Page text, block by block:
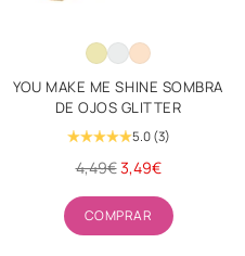
YOU MAKE ME SHINE SOMBRA
DE OJOS GLITTER
5.0 (3)
Precio
4,49€3,49€
COMPRAR
Cantidad